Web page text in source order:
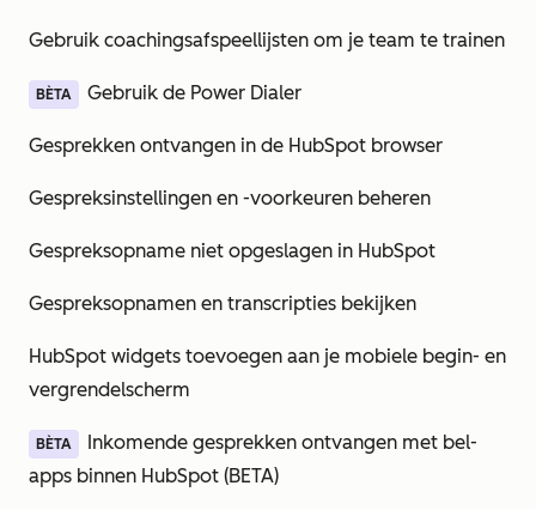
Gebruik coachingsafspeellijsten om je team te trainen
BÈTA Gebruik de Power Dialer
Gesprekken ontvangen in de HubSpot browser
Gespreksinstellingen en -voorkeuren beheren
Gespreksopname niet opgeslagen in HubSpot
Gespreksopnamen en transcripties bekijken
HubSpot widgets toevoegen aan je mobiele begin- en
vergrendelscherm
BÈTA
Inkomende gesprekken ontvangen met bel-
apps binnen HubSpot (BETA)